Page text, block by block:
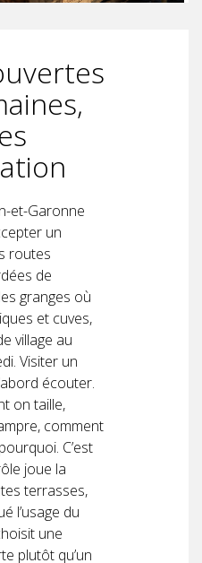
et-Garonne
un
routes
de
granges où
et cuves,
village au
Visiter un
écouter.
on taille,
comment
C’est
joue la
terrasses,
l’usage du
une
plutôt qu’un